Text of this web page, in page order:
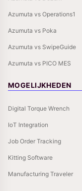
Azumuta vs Operations1
Azumuta vs Poka
Azumuta vs SwipeGuide
Azumuta vs PICO MES
MOGELIJKHEDEN
Digital Torque Wrench
IoT Integration
Job Order Tracking
Kitting Software
Manufacturing Traveler